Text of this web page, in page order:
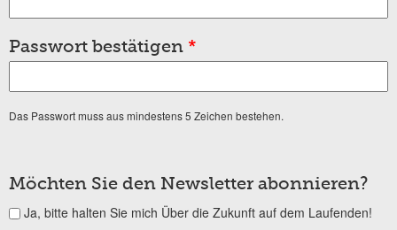
Passwort bestätigen *
Das Passwort muss aus mindestens 5 Zeichen bestehen.
Möchten Sie den Newsletter abonnieren?
Ja, bitte halten Sie mich Über die Zukunft auf dem Laufenden!